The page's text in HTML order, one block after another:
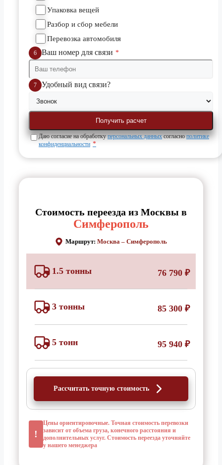
Упаковка вещей
Разбор и сбор мебели
Перевозка автомобиля
6 Ваш номер для связи *
7 Удобный вид связи?
Даю согласие на обработкуперсональных данныхсогласнополитике
конфиденциальности *
Стоимость переезда из Москвы в
Симферополь
Маршрут: Москва – Симферополь
1.5 тонны 76 790 ₽
3 тонны 85 300 ₽
5 тонн 95 940 ₽
Рассчитать точную стоимость
!
Цены ориентировочные. Точная стоимость перевозки
зависит от объема груза, конечного расстояния и
дополнительных услуг. Стоимость переезда уточняйте
у нашего менеджера